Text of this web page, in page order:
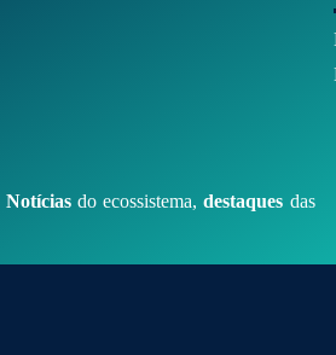
Notíciasdo ecossistema,destaques das